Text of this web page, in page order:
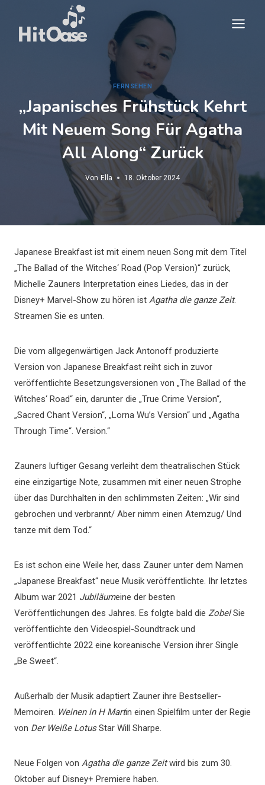
springen
FERNSEHEN
„Japanisches Frühstück Kehrt
Mit Neuem Song Für Agatha
All Along“ Zurück
Von Ella 18. Oktober 2024
Japanese Breakfast ist mit einem neuen Song mit dem Titel
„The Ballad of the Witches‘ Road (Pop Version)“ zurück,
Michelle Zauners Interpretation eines Liedes, das in der
Disney+ Marvel-Show zu hören ist Agatha die ganze Zeit.
Streamen Sie es unten.
Die vom allgegenwärtigen Jack Antonoff produzierte
Version von Japanese Breakfast reiht sich in zuvor
veröffentlichte Besetzungsversionen von „The Ballad of the
Witches‘ Road“ ein, darunter die „True Crime Version“,
„Sacred Chant Version“, „Lorna Wu’s Version“ und „Agatha
Through Time“. Version.“
Zauners luftiger Gesang verleiht dem theatralischen Stück
eine einzigartige Note, zusammen mit einer neuen Strophe
über das Durchhalten in den schlimmsten Zeiten: „Wir sind
gebrochen und verbrannt/ Aber nimm einen Atemzug/ Und
tanze mit dem Tod.“
Es ist schon eine Weile her, dass Zauner unter dem Namen
„Japanese Breakfast“ neue Musik veröffentlichte. Ihr letztes
Album war 2021 Jubiläumeine der besten
Veröffentlichungen des Jahres. Es folgte bald die ZobelSie
veröffentlichte den Videospiel-Soundtrack und
veröffentlichte 2022 eine koreanische Version ihrer Single
„Be Sweet“.
Außerhalb der Musik adaptiert Zauner ihre Bestseller-
Memoiren. Weinen in H Martin einen Spielfilm unter der Regie
von Der Weiße LotusStar Will Sharpe.
Neue Folgen von Agatha die ganze Zeitwird bis zum 30.
Oktober auf Disney+ Premiere haben.